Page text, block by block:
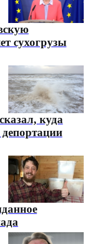
сухогрузы
куда
депортации